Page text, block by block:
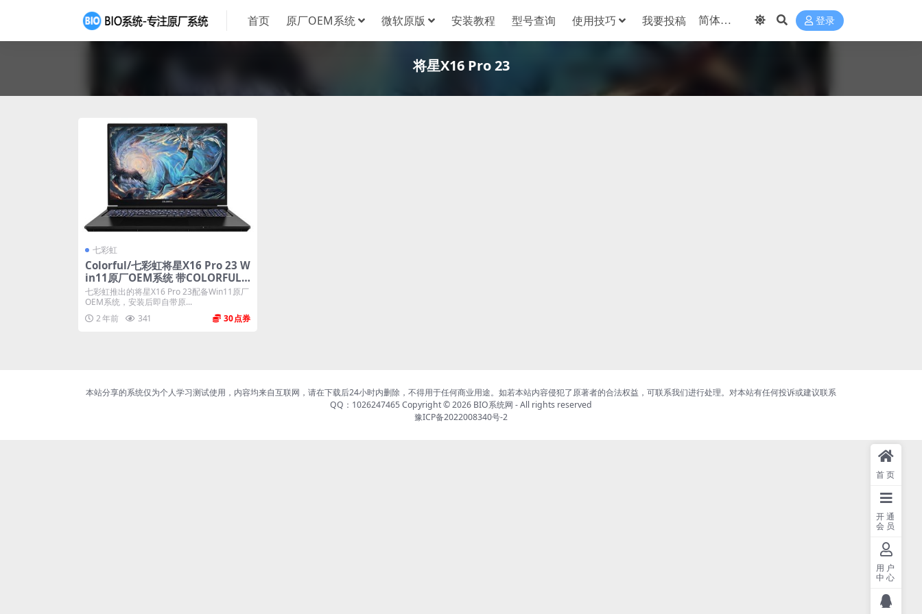
首页 原厂OEM系统 微软原版 安装教程 型号查询 使用技巧 我要投稿 登录
将星X16 Pro 23
七彩虹
Colorful/七彩虹将星X16 Pro 23 W
in11原厂OEM系统 带COLORFUL
一键还原
七彩虹推出的将星X16 Pro 23配备Win11原厂
OEM系统，安装后即自带原...
2 年前
341 30
本站分享的系统仅为个人学习测试使用，内容均来自互联网，请在下载后24小时内删除，不得用于任何商业用途。如若本站内容侵犯了原著者的合法权益，可联系我们进行处理。对本站有任何投诉或建议联系
QQ：1026247465 Copyright © 2026 BIO系统网 - All rights reserved
豫ICP备2022008340号-2
首页
开通
会员
用户
中心